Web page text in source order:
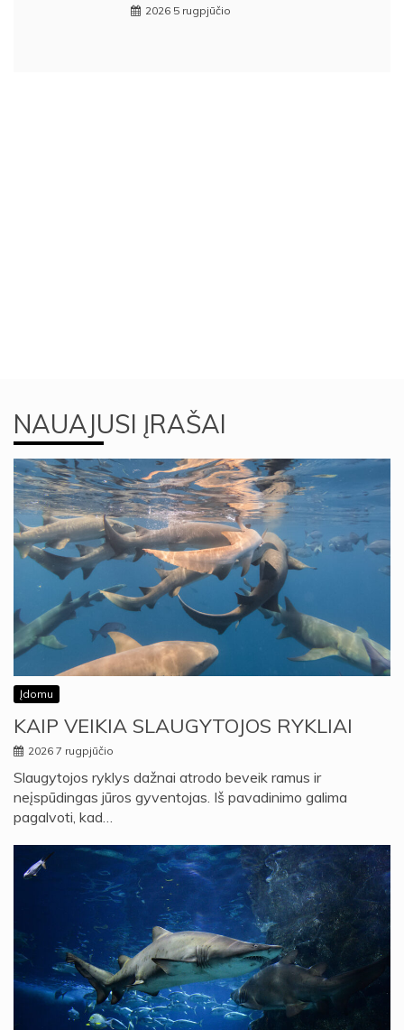
2026 5 rugpjūčio
NAUAJUSI ĮRAŠAI
Įdomu
KAIP VEIKIA SLAUGYTOJOS RYKLIAI
2026 7 rugpjūčio
Slaugytojos ryklys dažnai atrodo beveik ramus ir
neįspūdingas jūros gyventojas. Iš pavadinimo galima
pagalvoti, kad…